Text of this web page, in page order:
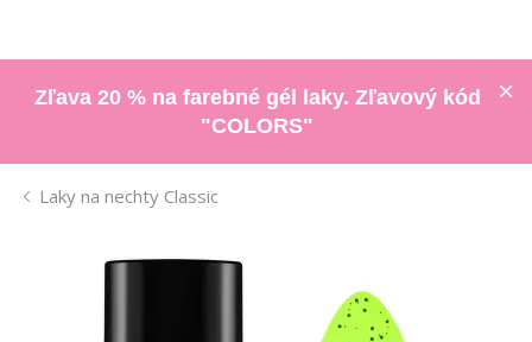
Zľava 20 % na farebné gél laky. Zľavový kód
"COLORS"
Laky na nechty Classic